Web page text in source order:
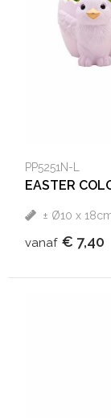
PP5251N-L
EASTER
± Ø10 x
vanaf € 7,40